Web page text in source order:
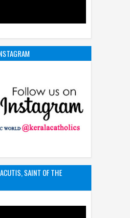
SAINT OF THE